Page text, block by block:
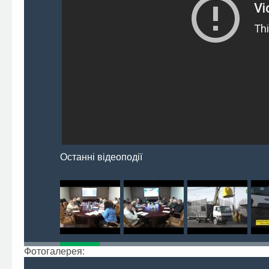
Останні відеоподії
Фотогалерея: